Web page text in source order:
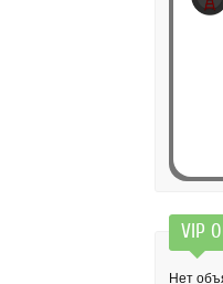
VIP
Нет